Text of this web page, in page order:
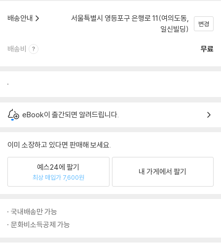
배송안내
서울특별시 영등포구 은행로 11(여의도동,
일신빌딩)
변경
배송비 무료
eBook이 출간되면 알려드립니다.
이미 소장하고 있다면 판매해 보세요.
예스24에 팔기
최상 매입가 7,600원
내 가게에서 팔기
국내배송만 가능
문화비소득공제 가능